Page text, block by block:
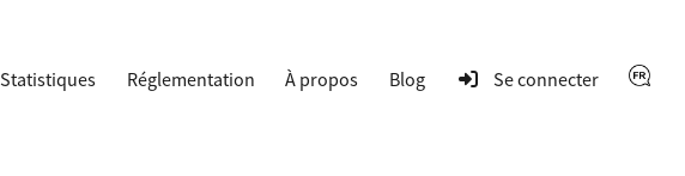
Statistiques Réglementation À propos Blog Se connecter